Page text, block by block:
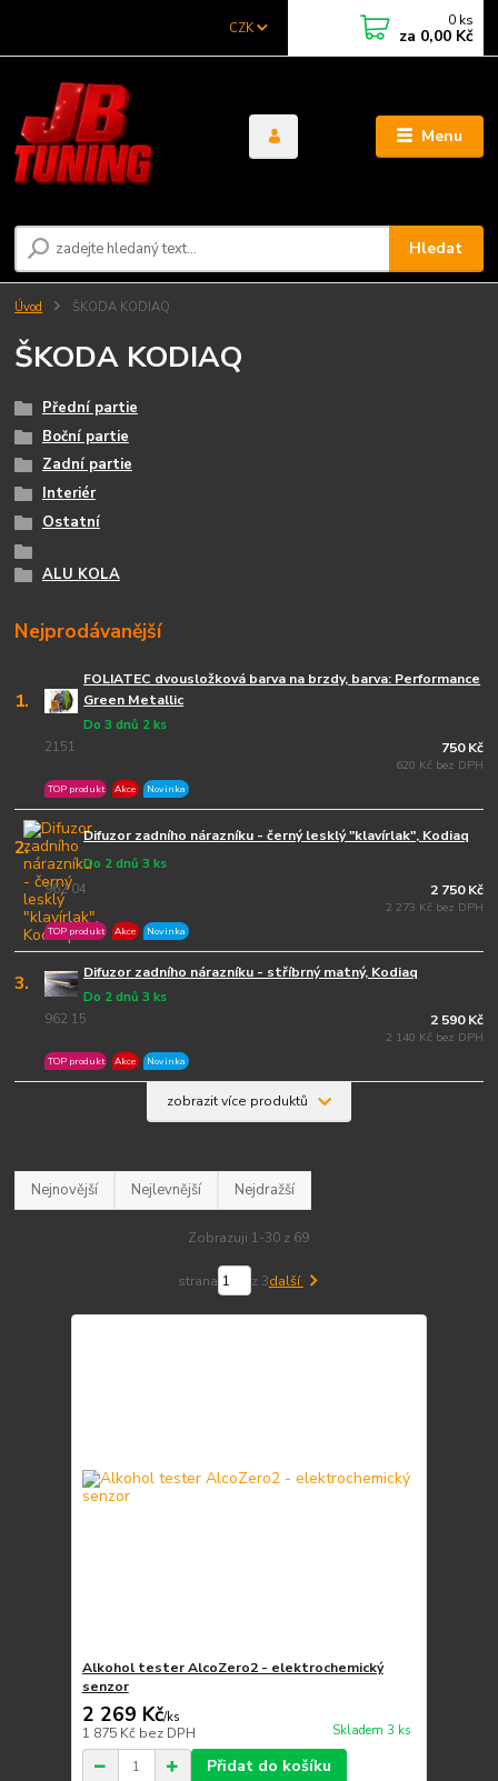
Menu
CZK
Hledat
0 ks
za 0,00 Kč
Úvod ŠKODA KODIAQ
ŠKODA KODIAQ
Přední partie
Boční partie
Zadní partie
Interiér
Ostatní
ALU KOLA
Nejprodávanější
1.
FOLIATEC dvousložková barva na brzdy, barva: Performance
Green Metallic
2151
Do 3 dnů 2 ks
TOP produkt Akce Novinka
750 Kč
620 Kč bez DPH
2. Difuzor zadního nárazníku - černý lesklý "klavírlak", Kodiaq
962 04
Do 2 dnů 3 ks
TOP produkt Akce Novinka
2 750 Kč
2 273 Kč bez DPH
3. Difuzor zadního nárazníku - stříbrný matný, Kodiaq
962 15
Do 2 dnů 3 ks
TOP produkt Akce Novinka
2 590 Kč
2 140 Kč bez DPH
zobrazit více produktů
Nejnovější Nejlevnější Nejdražší
Zobrazuji 1-30 z 69
strana z 3další
Alkohol tester AlcoZero2 - elektrochemický
senzor
2 269 Kč/ks
1 875 Kč bez DPH Skladem 3 ks
Přidat do košíku